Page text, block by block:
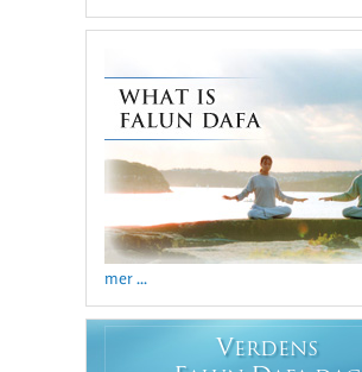
mer ...
VERDENS